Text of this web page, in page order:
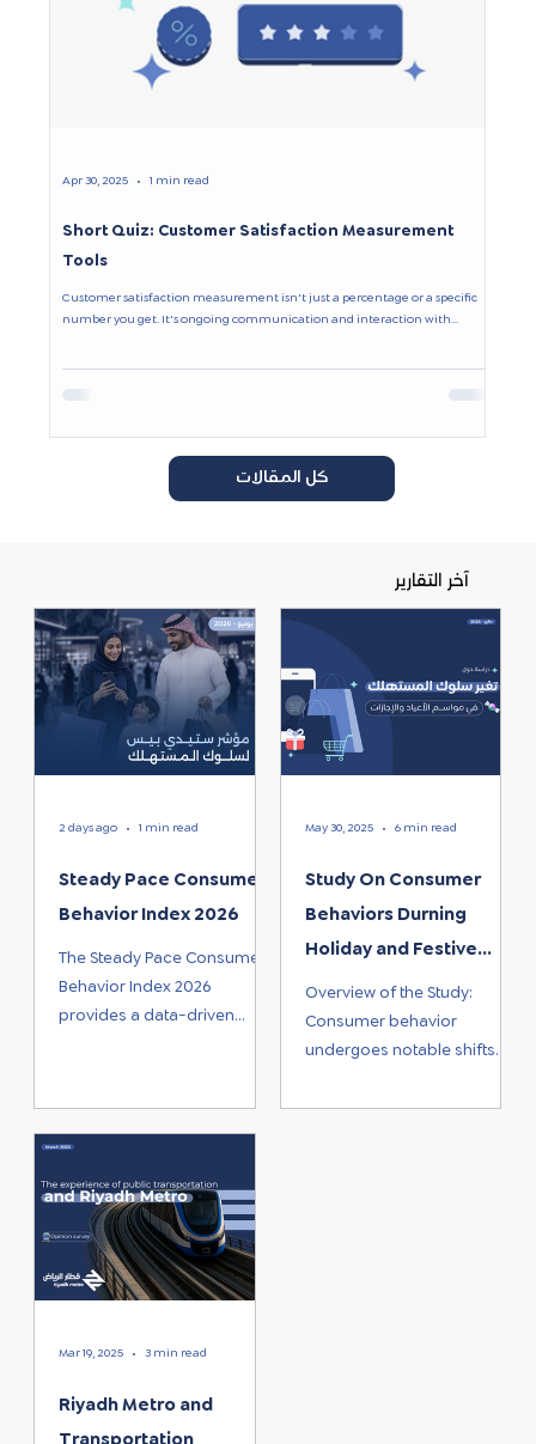
Short Quiz: Customer Satisfaction Measurement
Tools
Customer satisfaction measurement isn't just a percentage or a specific
number you get. It's ongoing communication and interaction with...
Apr 30, 2025 1 min read
كل المقالات
آخر التقارير
Steady Pace Consumer
Behavior Index 2026
The Steady Pace Consumer
Behavior Index 2026
provides a data-driven
through five key dimensions
that represent the main
drivers of consumer
decision-making. This
edition serves as the first
baseline of an annual index
that will monitor changes in
consumer behavior over
to better understand
behavioral shifts and gain a
clearer view of market
2 days ago 1 min read
Study On Consumer
Behaviors Durning
Holiday and Festive
Seasons
Overview of the Study:
Consumer behavior
undergoes notable shifts
seasons, driven by a
May 30, 2025 6 min read
Riyadh Metro and
Mar 19, 2025 3 min read